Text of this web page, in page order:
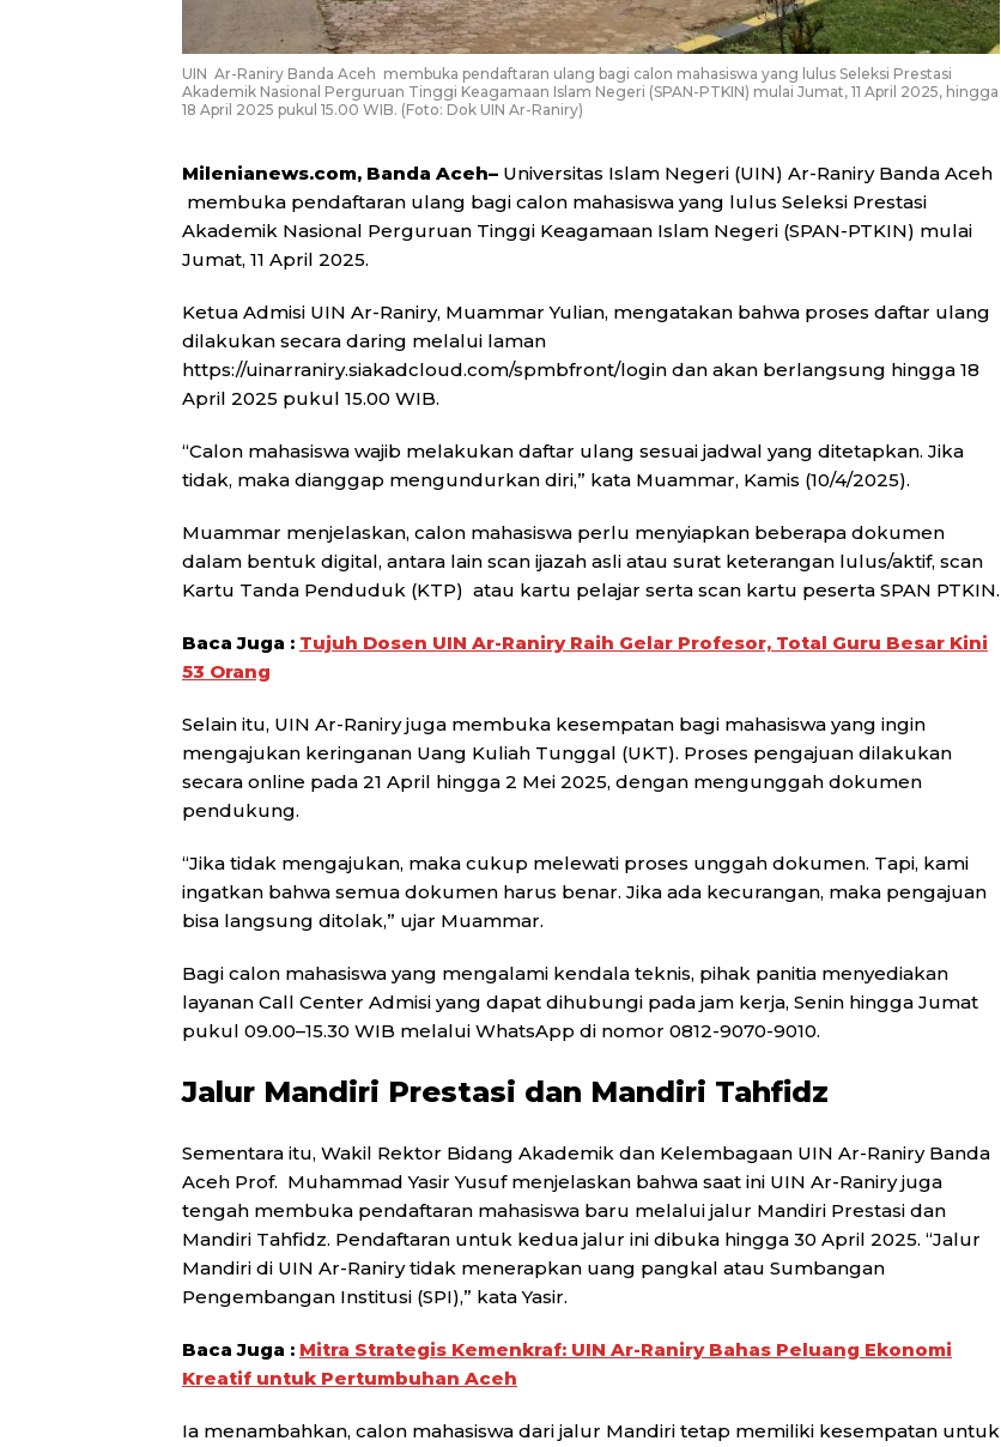
UIN Ar-Raniry Banda Aceh membuka pendaftaran ulang bagi calon mahasiswa yang lulus Seleksi Prestasi
Akademik Nasional Perguruan Tinggi Keagamaan Islam Negeri (SPAN-PTKIN) mulai Jumat, 11 April 2025, hingga
18 April 2025 pukul 15.00 WIB. (Foto: Dok UIN Ar-Raniry)
Milenianews.com, Banda Aceh– Universitas Islam Negeri (UIN) Ar-Raniry Banda Aceh
membuka pendaftaran ulang bagi calon mahasiswa yang lulus Seleksi Prestasi
Akademik Nasional Perguruan Tinggi Keagamaan Islam Negeri (SPAN-PTKIN) mulai
Jumat, 11 April 2025.
Ketua Admisi UIN Ar-Raniry, Muammar Yulian, mengatakan bahwa proses daftar ulang
dilakukan secara daring melalui laman
https://uinarraniry.siakadcloud.com/spmbfront/login dan akan berlangsung hingga 18
April 2025 pukul 15.00 WIB.
“Calon mahasiswa wajib melakukan daftar ulang sesuai jadwal yang ditetapkan. Jika
tidak, maka dianggap mengundurkan diri,” kata Muammar, Kamis (10/4/2025).
Muammar menjelaskan, calon mahasiswa perlu menyiapkan beberapa dokumen
dalam bentuk digital, antara lain scan ijazah asli atau surat keterangan lulus/aktif, scan
Kartu Tanda Penduduk (KTP) atau kartu pelajar serta scan kartu peserta SPAN PTKIN.
Baca Juga : Tujuh Dosen UIN Ar-Raniry Raih Gelar Profesor, Total Guru Besar Kini
53 Orang
Selain itu, UIN Ar-Raniry juga membuka kesempatan bagi mahasiswa yang ingin
mengajukan keringanan Uang Kuliah Tunggal (UKT). Proses pengajuan dilakukan
secara online pada 21 April hingga 2 Mei 2025, dengan mengunggah dokumen
pendukung.
“Jika tidak mengajukan, maka cukup melewati proses unggah dokumen. Tapi, kami
ingatkan bahwa semua dokumen harus benar. Jika ada kecurangan, maka pengajuan
bisa langsung ditolak,” ujar Muammar.
Bagi calon mahasiswa yang mengalami kendala teknis, pihak panitia menyediakan
layanan Call Center Admisi yang dapat dihubungi pada jam kerja, Senin hingga Jumat
pukul 09.00–15.30 WIB melalui WhatsApp di nomor 0812-9070-9010.
Jalur Mandiri Prestasi dan Mandiri Tahfidz
Sementara itu, Wakil Rektor Bidang Akademik dan Kelembagaan UIN Ar-Raniry Banda
Aceh Prof. Muhammad Yasir Yusuf menjelaskan bahwa saat ini UIN Ar-Raniry juga
tengah membuka pendaftaran mahasiswa baru melalui jalur Mandiri Prestasi dan
Mandiri Tahfidz. Pendaftaran untuk kedua jalur ini dibuka hingga 30 April 2025. “Jalur
Mandiri di UIN Ar-Raniry tidak menerapkan uang pangkal atau Sumbangan
Pengembangan Institusi (SPI),” kata Yasir.
Baca Juga : Mitra Strategis Kemenkraf: UIN Ar-Raniry Bahas Peluang Ekonomi
Kreatif untuk Pertumbuhan Aceh
Ia menambahkan, calon mahasiswa dari jalur Mandiri tetap memiliki kesempatan untuk